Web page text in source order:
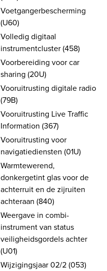
Voetgangerbescherming
(U60)
Volledig digitaal
instrumentcluster (458)
Voorbereiding voor car
sharing (20U)
Vooruitrusting digitale radio
(79B)
Vooruitrusting Live Traffic
Information (367)
Vooruitrusting voor
navigatiediensten (01U)
Warmtewerend,
donkergetint glas voor de
achterruit en de zijruiten
achteraan (840)
Weergave in combi-
instrument van status
veiligheidsgordels achter
(U01)
Wijzigingsjaar 02/2 (053)